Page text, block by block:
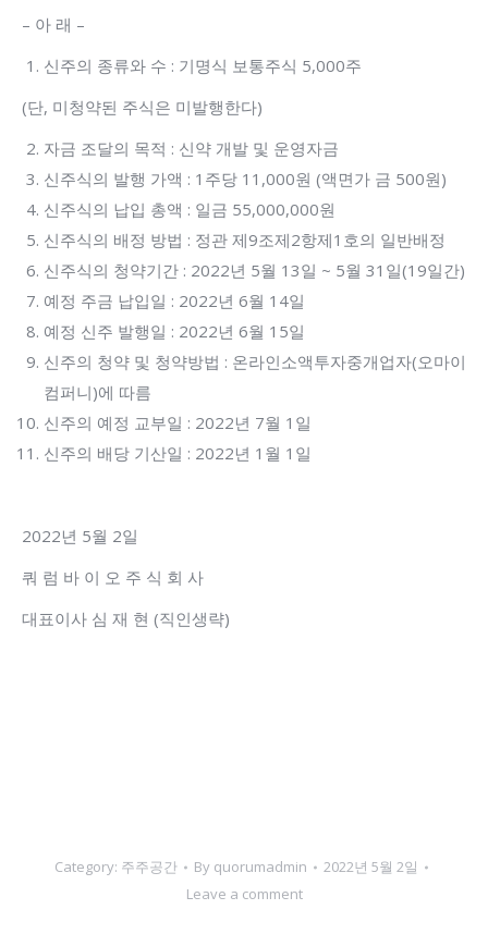
– 아 래 –
신주의 종류와 수 : 기명식 보통주식 5,000주
(단, 미청약된 주식은 미발행한다)
자금 조달의 목적 : 신약 개발 및 운영자금
신주식의 발행 가액 : 1주당 11,000원 (액면가 금 500원)
신주식의 납입 총액 : 일금 55,000,000원
신주식의 배정 방법 : 정관 제9조제2항제1호의 일반배정
신주식의 청약기간 : 2022년 5월 13일 ~ 5월 31일(19일간)
예정 주금 납입일 : 2022년 6월 14일
예정 신주 발행일 : 2022년 6월 15일
신주의 청약 및 청약방법 : 온라인소액투자중개업자(오마이
컴퍼니)에 따름
신주의 예정 교부일 : 2022년 7월 1일
신주의 배당 기산일 : 2022년 1월 1일
2022년 5월 2일
쿼 럼 바 이 오 주 식 회 사
대표이사 심 재 현 (직인생략)
Category: 주주공간 By quorumadmin
2022년 5월 2일
Leave a comment